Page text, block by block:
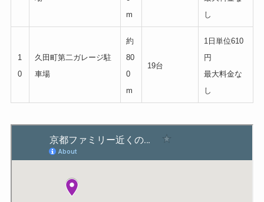
m
し
1
0
久田町第二ガレージ駐
車場
約
80
0
m
19台
1日単位610
円
最大料金な
し